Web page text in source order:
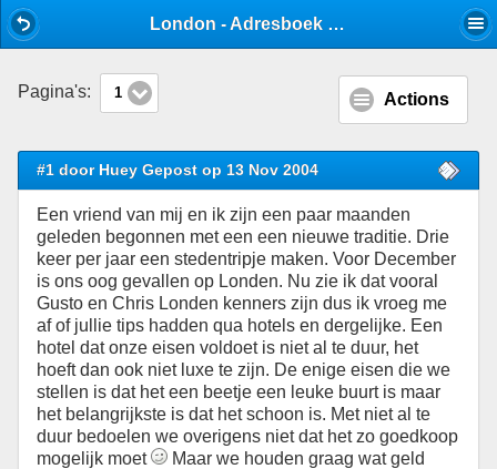
London - Adresboek - Stijlforum
Pagina's: 1 Actions
#1 door Huey Gepost op 13 Nov 2004
Een vriend van mij en ik zijn een paar maanden
geleden begonnen met een een nieuwe traditie. Drie
keer per jaar een stedentripje maken. Voor December
is ons oog gevallen op Londen. Nu zie ik dat vooral
Gusto en Chris Londen kenners zijn dus ik vroeg me
af of jullie tips hadden qua hotels en dergelijke. Een
hotel dat onze eisen voldoet is niet al te duur, het
hoeft dan ook niet luxe te zijn. De enige eisen die we
stellen is dat het een beetje een leuke buurt is maar
het belangrijkste is dat het schoon is. Met niet al te
duur bedoelen we overigens niet dat het zo goedkoop
mogelijk moet
Maar we houden graag wat geld